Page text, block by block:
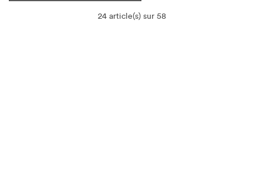
24 article(s) sur 58